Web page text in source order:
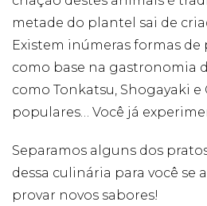
metade do plantel sai de
Existem inúmeras formas
como base na gastronomia
como Tonkatsu, Shogayaki e
populares… Você já
Separamos alguns dos
dessa culinária para você se
provar novos sabores!